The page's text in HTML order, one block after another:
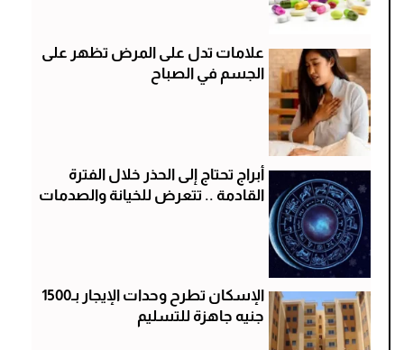
علامات تدل على المرض تظهر على
الجسم في الصباح
أبراج تحتاج إلى الحذر خلال الفترة
القادمة .. تتعرض للخيانة والصدمات
الإسكان تطرح وحدات الإيجار بـ1500
جنيه جاهزة للتسليم